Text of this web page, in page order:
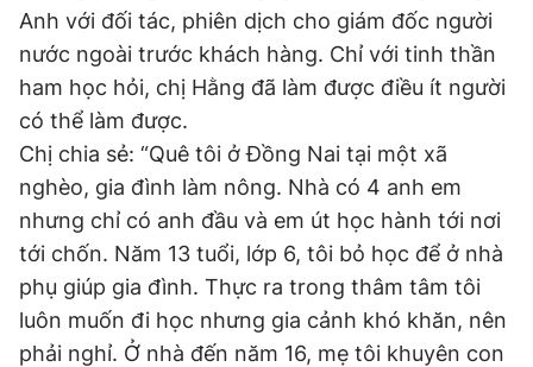
Phó tổng biên tập thường trực: Hải Thành
Phó tổng biên tập: Lâm Hiếu Dũng
Phó tổng biên tập: Trần Việt Hưng
Tổng thư ký tòa soạn: Đức Trung
Giấy phép xuất bản số 110/GP - BTTTT cấp ngày 24.3.2020
© 2003-2026 Bản quyền thuộc về Báo Thanh Niên. Cấm sao
chép dưới mọi hình thức nếu không có sự chấp thuận bằng văn
bản. Phát triển bởi ePi Technologies, JSC.
Anh với đối tác, phiên dịch cho giám đốc người
nước ngoài trước khách hàng. Chỉ với tinh thần
ham học hỏi, chị Hằng đã làm được điều ít người
có thể làm được.
Chị chia sẻ: “Quê tôi ở Đồng Nai tại một xã
nghèo, gia đình làm nông. Nhà có 4 anh em
nhưng chỉ có anh đầu và em út học hành tới nơi
tới chốn. Năm 13 tuổi, lớp 6, tôi bỏ học để ở nhà
phụ giúp gia đình. Thực ra trong thâm tâm tôi
luôn muốn đi học nhưng gia cảnh khó khăn, nên
phải nghỉ. Ở nhà đến năm 16, mẹ tôi khuyên con